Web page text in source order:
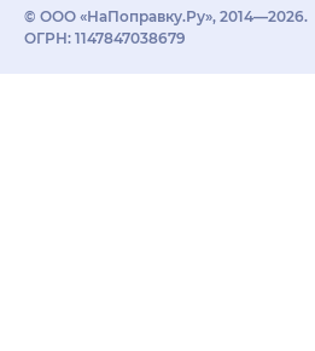
© ООО «НаПоправку.Ру», 2014—2026.
ОГРН: 1147847038679